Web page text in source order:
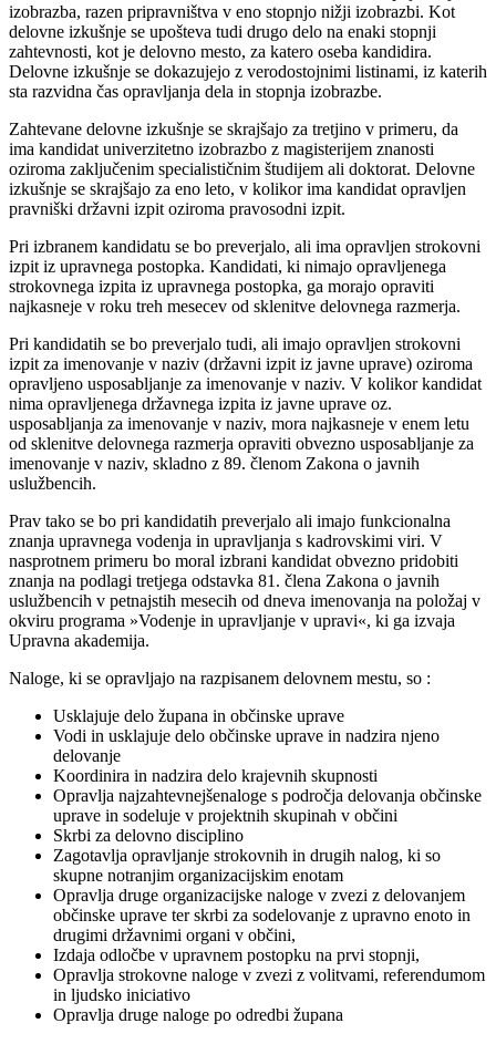
izobrazba, razen pripravništva v eno stopnjo nižji izobrazbi. Kot
delovne izkušnje se upošteva tudi drugo delo na enaki stopnji
zahtevnosti, kot je delovno mesto, za katero oseba kandidira.
Delovne izkušnje se dokazujejo z verodostojnimi listinami, iz katerih
sta razvidna čas opravljanja dela in stopnja izobrazbe.
Zahtevane delovne izkušnje se skrajšajo za tretjino v primeru, da
ima kandidat univerzitetno izobrazbo z magisterijem znanosti
oziroma zaključenim specialističnim študijem ali doktorat. Delovne
izkušnje se skrajšajo za eno leto, v kolikor ima kandidat opravljen
pravniški državni izpit oziroma pravosodni izpit.
Pri izbranem kandidatu se bo preverjalo, ali ima opravljen strokovni
izpit iz upravnega postopka. Kandidati, ki nimajo opravljenega
strokovnega izpita iz upravnega postopka, ga morajo opraviti
najkasneje v roku treh mesecev od sklenitve delovnega razmerja.
Pri kandidatih se bo preverjalo tudi, ali imajo opravljen strokovni
izpit za imenovanje v naziv (državni izpit iz javne uprave) oziroma
opravljeno usposabljanje za imenovanje v naziv. V kolikor kandidat
nima opravljenega državnega izpita iz javne uprave oz.
usposabljanja za imenovanje v naziv, mora najkasneje v enem letu
od sklenitve delovnega razmerja opraviti obvezno usposabljanje za
imenovanje v naziv, skladno z 89. členom Zakona o javnih
uslužbencih.
Prav tako se bo pri kandidatih preverjalo ali imajo funkcionalna
znanja upravnega vodenja in upravljanja s kadrovskimi viri. V
nasprotnem primeru bo moral izbrani kandidat obvezno pridobiti
znanja na podlagi tretjega odstavka 81. člena Zakona o javnih
uslužbencih v petnajstih mesecih od dneva imenovanja na položaj v
okviru programa »Vodenje in upravljanje v upravi«, ki ga izvaja
Upravna akademija.
Naloge, ki se opravljajo na razpisanem delovnem mestu, so :
Usklajuje delo župana in občinske uprave
Vodi in usklajuje delo občinske uprave in nadzira njeno
delovanje
Koordinira in nadzira delo krajevnih skupnosti
Opravlja najzahtevnejšenaloge s področja delovanja občinske
uprave in sodeluje v projektnih skupinah v občini
Skrbi za delovno disciplino
Zagotavlja opravljanje strokovnih in drugih nalog, ki so
skupne notranjim organizacijskim enotam
Opravlja druge organizacijske naloge v zvezi z delovanjem
občinske uprave ter skrbi za sodelovanje z upravno enoto in
drugimi državnimi organi v občini,
Izdaja odločbe v upravnem postopku na prvi stopnji,
Opravlja strokovne naloge v zvezi z volitvami, referendumom
in ljudsko iniciativo
Opravlja druge naloge po odredbi župana